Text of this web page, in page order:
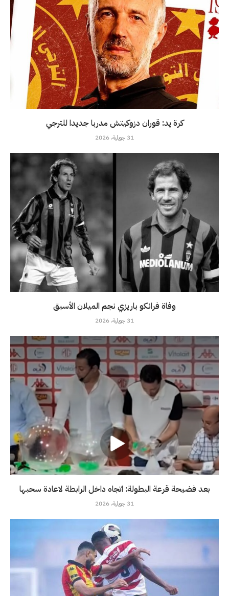
كرة يد: قوران دزوكيتش مدربا جديدا للترجي
31 جويلية، 2026
وفاة فرانكو باريزي نجم الميلان الأسبق
31 جويلية، 2026
بعد فضيحة قرعة البطولة: اتجاه داخل الرابطة لاعادة سحبها
31 جويلية، 2026